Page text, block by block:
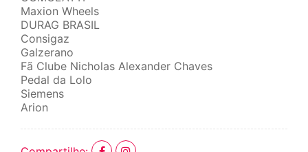
Maxion Wheels
DURAG BRASIL
Consigaz
Galzerano
Fã Clube Nicholas Alexander Chaves
Pedal da Lolo
Siemens
Arion